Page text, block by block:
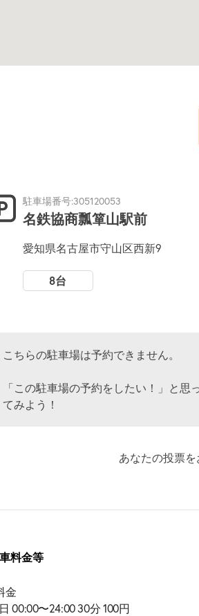
駐車場番号:305120053
名鉄協商瓢箪山駅前
愛知県名古屋市守山区西新9
8台
こちらの駐車場は予約できません。
「この駐車場の予約をしたい！」と思
てみよう！
あなたの投票
料金等
金
00:00〜24:00 30分 100円